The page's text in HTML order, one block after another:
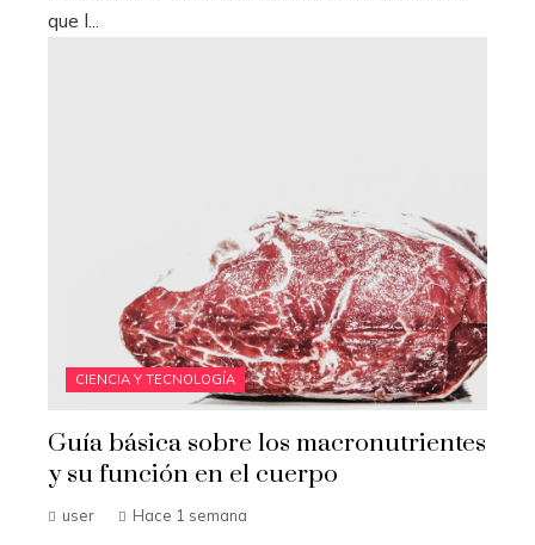
que l...
CIENCIA Y TECNOLOGÍA
Guía básica sobre los macronutrientes
y su función en el cuerpo
user Hace 1 semana